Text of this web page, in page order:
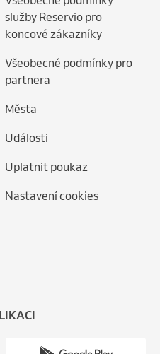
služby Reservio pro
koncové zákazníky
Všeobecné podmínky pro
partnera
Města
Události
Uplatnit poukaz
Nastavení cookies